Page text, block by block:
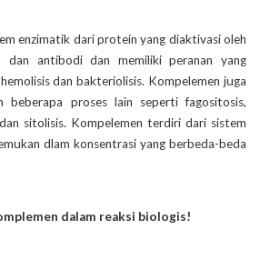
enzimatik dari protein yang diaktivasi oleh
dan antibodi dan memiliki peranan yang
dan bakteriolisis. Kompelemen juga
beberapa proses lain seperti fagositosis,
sitolisis. Kompelemen terdiri dari sistem
dlam konsentrasi yang berbeda-beda
dalam reaksi biologis!